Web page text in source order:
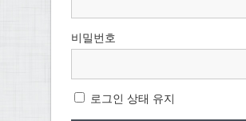
비밀번호
로그인 상태 유지